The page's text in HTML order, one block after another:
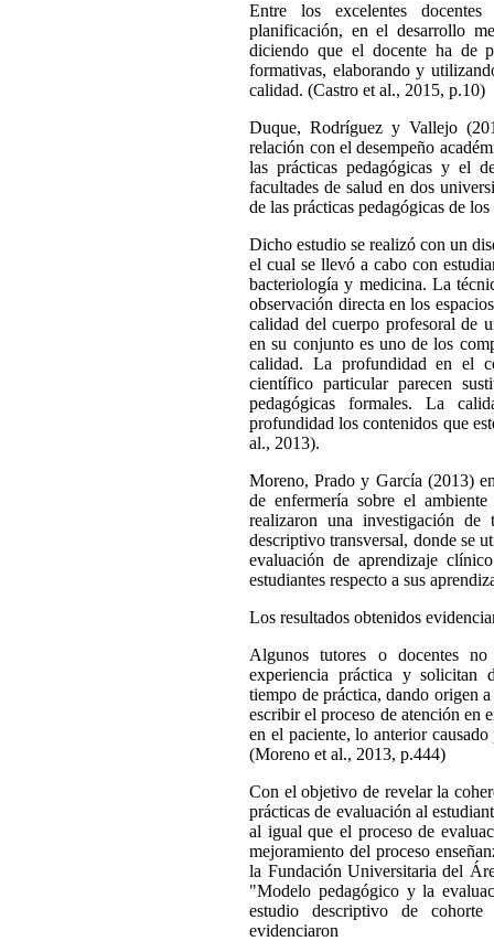
Entre los excelentes docentes
planificación, en el desarrollo
diciendo que el docente ha de
formativas, elaborando y
calidad. (Castro et al., 2015, p.10)
Duque, Rodríguez y Vallejo
relación con el desempeño
las prácticas pedagógicas y el
facultades de salud en dos
de las prácticas pedagógicas de
Dicho estudio se realizó con un
el cual se llevó a cabo con
bacteriología y medicina. La
observación directa en los
calidad del cuerpo profesoral de
en su conjunto es uno de los
calidad. La profundidad en el
científico particular parecen
pedagógicas formales. La
profundidad los contenidos que
al., 2013).
Moreno, Prado y García (2013)
de enfermería sobre el
realizaron una investigación de
descriptivo transversal, donde se
evaluación de aprendizaje
estudiantes respecto a sus
Los resultados obtenidos
Algunos tutores o docentes
experiencia práctica y solicitan
tiempo de práctica, dando origen
escribir el proceso de atención en
en el paciente, lo anterior
(Moreno et al., 2013, p.444)
Con el objetivo de revelar la
prácticas de evaluación al
al igual que el proceso de
mejoramiento del proceso
la Fundación Universitaria del
"Modelo pedagógico y la
estudio descriptivo de
evidenciaron